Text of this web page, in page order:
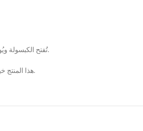
تُفتح الكبسولة ويُوضع محتواها على البشرة أو الشعر مع التدليك بلطف حتى الامتصاص الكامل.
هذا المنتج خيار مثالي لمن يبحث عن عناية طبيعية متكاملة للبشرة والشعر في منتج واحد.